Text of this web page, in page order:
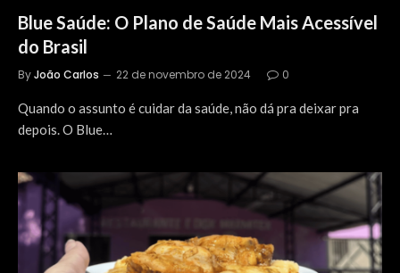
Blue Saúde: O Plano de Saúde Mais Acessível
do Brasil
ByJoão Carlos 22 de novembro de 2024 0
Quando o assunto é cuidar da saúde, não dá pra deixar pra
depois. O Blue…